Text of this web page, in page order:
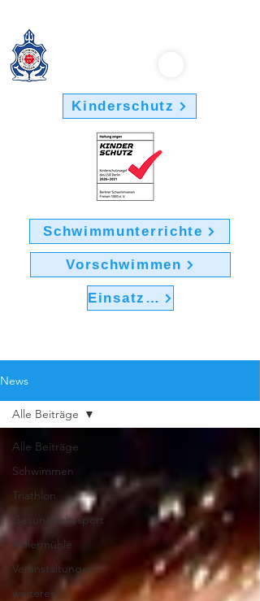
Kinderschutz
Schwimmunterrichte
Vorschwimmen
Einsatz im Verein
News
Alle Beiträge
Schwimmen
Triathlon
Gesundheitssport
Adlermühle
Veranstaltungen
weiteres
Alle Beiträge